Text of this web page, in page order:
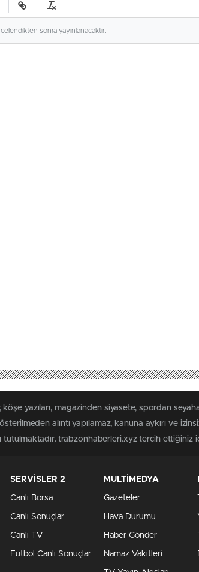
sonra yayınlanacaktır.
köşe yazıları, magazinden siyasete, spordan
alıntı yapılamaz, kanuna aykırı ve
tutulmaktadır. trabzonhaberleri.xyz tercih ettiğiniz
SERVİSLER 2
Canlı Borsa
Canlı Sonuçlar
Canlı TV
Futbol Canlı Sonuçlar
MULTİMEDYA
Gazeteler
Hava Durumu
Haber Gönder
Namaz Vakitleri